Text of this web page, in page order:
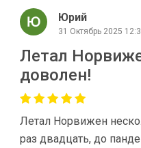
Юрий
31 Октябрь 2025
Летал
доволен!
Летал Норвижен
раз двадцать, до